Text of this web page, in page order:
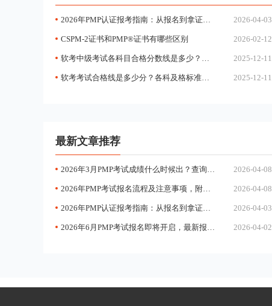
2026年PMP认证报考指南：从报名到拿证的完整流程 2026-04-03
CSPM-2证书和PMP®证书有哪些区别 2026-02-12
软考中级考试各科目合格分数线是多少？单科没过能补考吗？ 2025-12-11
软考考试合格线是多少分？各科及格标准一样吗？ 2025-12-11
最新文章推荐
2026年3月PMP考试成绩什么时候出？查询入口及注意事项全解析 2026-04-08
2026年PMP考试报名流程及注意事项，附常见问题解答 2026-04-08
2026年PMP认证报考指南：从报名到拿证的完整流程 2026-04-03
2026年6月PMP考试报名即将开启，最新报考时间及流程详解 2026-04-02